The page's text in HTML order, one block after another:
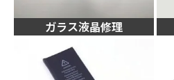
ガラス液晶修理